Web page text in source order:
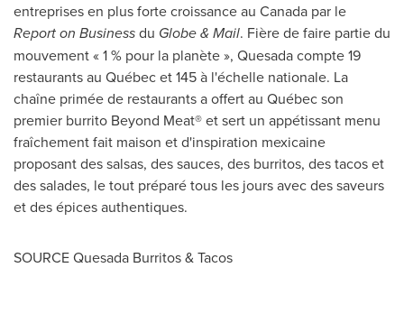
entreprises en plus forte croissance au Canada par le
Report on Businessdu Globe & Mail. Fière de faire partie du
mouvement « 1 % pour la planète », Quesada compte 19
restaurants au Québec et 145 à l'échelle nationale. La
chaîne primée de restaurants a offert au Québec son
premier burrito Beyond Meat® et sert un appétissant menu
fraîchement fait maison et d'inspiration mexicaine
proposant des salsas, des sauces, des burritos, des tacos et
des salades, le tout préparé tous les jours avec des saveurs
et des épices authentiques.
SOURCE Quesada Burritos & Tacos